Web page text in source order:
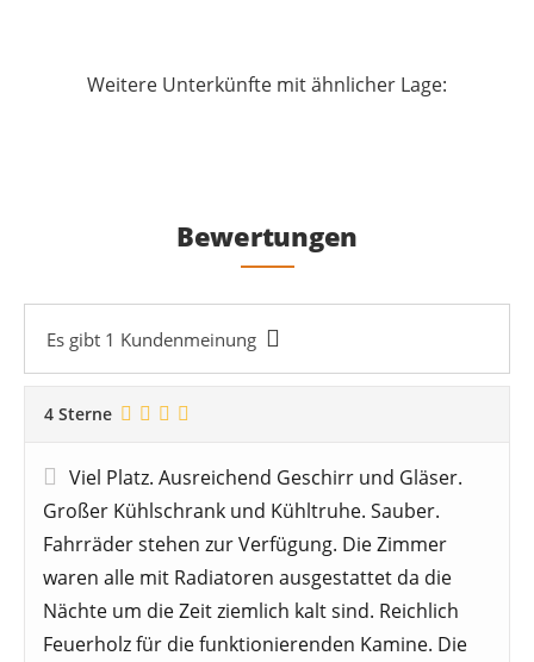
Weitere Unterkünfte mit ähnlicher Lage:
Bewertungen
Es gibt 1 Kundenmeinung
4 Sterne
Viel Platz. Ausreichend Geschirr und Gläser.
Großer Kühlschrank und Kühltruhe. Sauber.
Fahrräder stehen zur Verfügung. Die Zimmer
waren alle mit Radiatoren ausgestattet da die
Nächte um die Zeit ziemlich kalt sind. Reichlich
Feuerholz für die funktionierenden Kamine. Die